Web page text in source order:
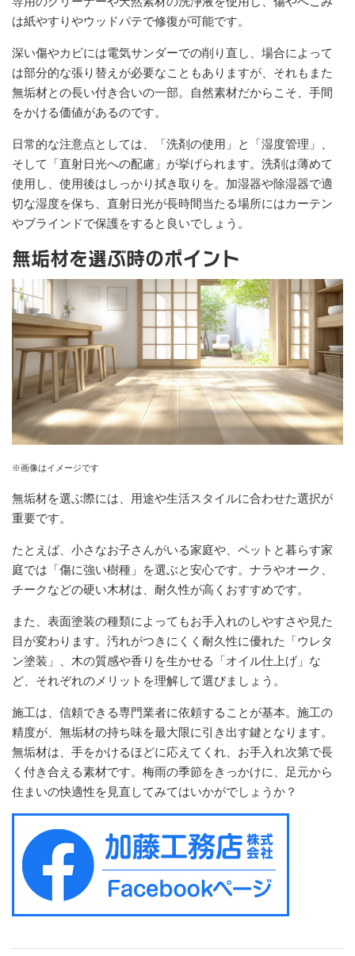
は紙やすりやウッドパテで修復が可能です。
深い傷やカビには電気サンダーでの削り直し、場合によって
は部分的な張り替えが必要なこともありますが、それもまた
無垢材との長い付き合いの一部。自然素材だからこそ、手間
をかける価値があるのです。
日常的な注意点としては、「洗剤の使用」と「湿度管理」、
そして「直射日光への配慮」が挙げられます。洗剤は薄めて
使用し、使用後はしっかり拭き取りを。加湿器や除湿器で適
切な湿度を保ち、直射日光が長時間当たる場所にはカーテン
やブラインドで保護をすると良いでしょう。
無垢材を選ぶ時のポイント
※画像はイメージです
無垢材を選ぶ際には、用途や生活スタイルに合わせた選択が
重要です。
たとえば、小さなお子さんがいる家庭や、ペットと暮らす家
庭では「傷に強い樹種」を選ぶと安心です。ナラやオーク、
チークなどの硬い木材は、耐久性が高くおすすめです。
また、表面塗装の種類によってもお手入れのしやすさや見た
目が変わります。汚れがつきにくく耐久性に優れた「ウレタ
ン塗装」、木の質感や香りを生かせる「オイル仕上げ」な
ど、それぞれのメリットを理解して選びましょう。
施工は、信頼できる専門業者に依頼することが基本。施工の
精度が、無垢材の持ち味を最大限に引き出す鍵となります。
無垢材は、手をかけるほどに応えてくれ、お手入れ次第で長
く付き合える素材です。梅雨の季節をきっかけに、足元から
住まいの快適性を見直してみてはいかがでしょうか？